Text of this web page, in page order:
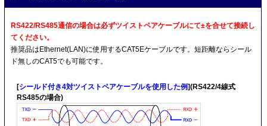
RS422/RS485通信の場合は必ずツイストペアケーブルにて±を合せて接続し
てください。
推奨品はEthernet(LAN)に使用するCAT5Eケーブルです。短距離ならシール
ド無しのCAT5でも可能です。
[シールド付き4対ツイストペアケーブルを使用した例](RS422/4線式
RS485の場合)